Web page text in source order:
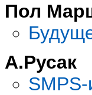
Пол
А.Русак